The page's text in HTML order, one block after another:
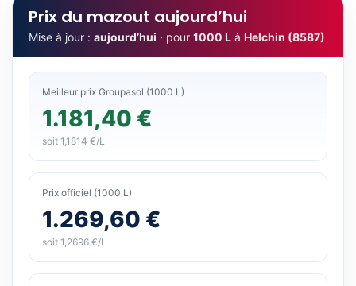
Prix du mazout aujourd’hui
Mise à jour : aujourd’hui · pour 1000 L à Helchin (8587)
Meilleur prix Groupasol (1000 L)
1.181,40 €
soit 1,1814 €/L
Prix officiel (1000 L)
1.269,60 €
soit 1,2696 €/L